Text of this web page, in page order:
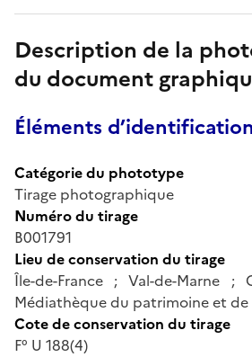
Description de la
du document
Éléments d’identification
Catégorie du phototype
Tirage photographique
Numéro du tirage
B001791
Lieu de conservation du tirage
Île-de-France ; Val-de-Marne ;
Médiathèque du patrimoine et
Cote de conservation du tirage
F° U 188(4)